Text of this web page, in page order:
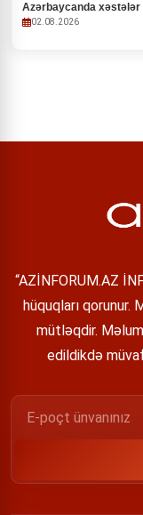
Azərbaycanda xəstələr
02.08.2026
“AZİNFORUM.AZ
hüquqları
mütləqdir.
edildikdə